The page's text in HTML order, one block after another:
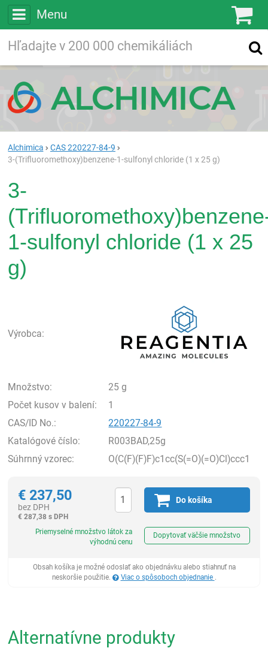
Menu
Vyhľadávanie
Alchimica
CAS 220227-84-9
3-(Trifluoromethoxy)benzene-1-sulfonyl chloride (1 x 25 g)
3-
1-sulfonyl chloride (1 x 25
g)
Výrobca:
Množstvo:
25 g
Počet kusov v balení:
1
CAS/ID No.:
220227-84-9
Katalógové číslo:
R003BAD,25g
Súhrnný vzorec:
O(C(F)(F)F)c1cc(S(=O)(=O)Cl)ccc1
€ 237,50
bez DPH
€ 287,38 s DPH
Do košíka
Priemyselné množstvo látok za
výhodnú cenu
Dopytovať väčšie množstvo
Obsah košíka je možné odoslať ako objednávku alebo stiahnuť na
neskoršie použitie.
Viac o spôsoboch objednanie .
Alternatívne produkty